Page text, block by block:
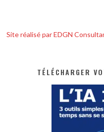
Site réalisé par EDGN
TÉLÉCHARGER